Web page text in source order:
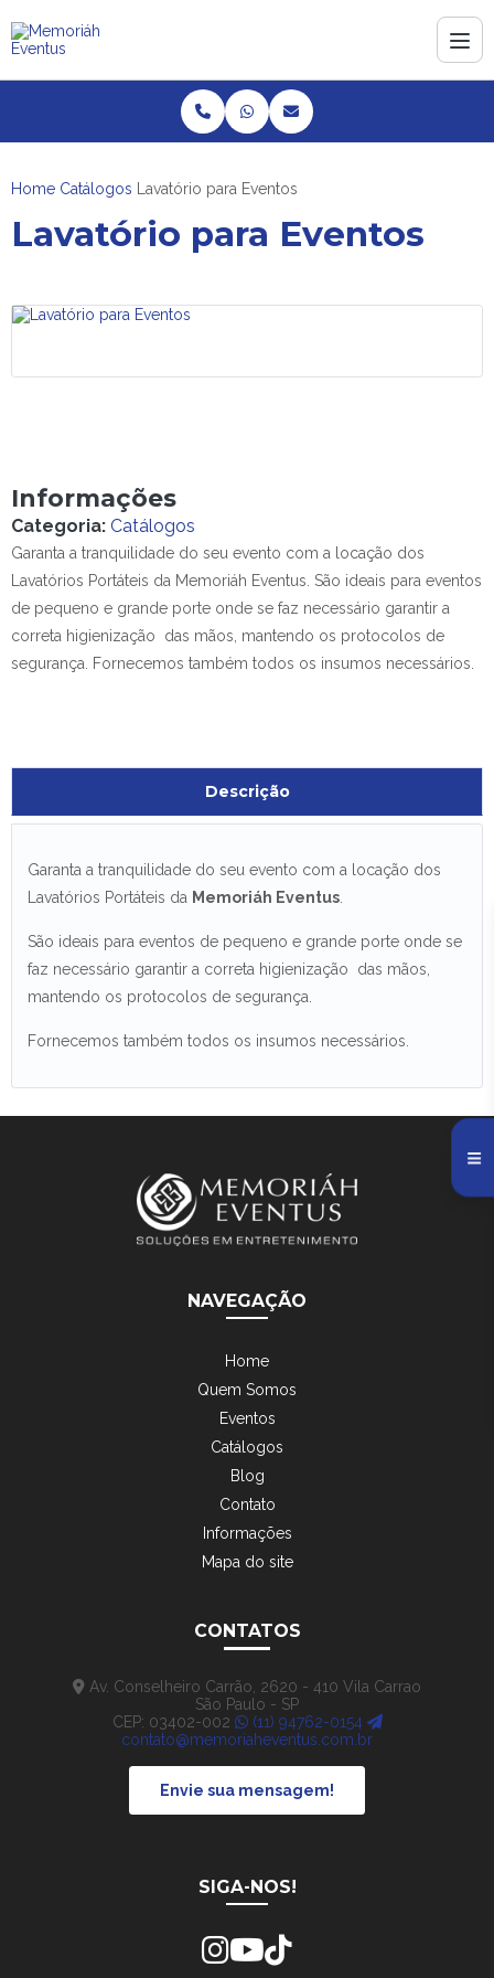
Home Catálogos Lavatório para Eventos
Lavatório para Eventos
Informações
Categoria: Catálogos
Garanta a tranquilidade do seu evento com a locação dos
Lavatórios Portáteis da Memoriáh Eventus. São ideais para eventos
de pequeno e grande porte onde se faz necessário garantir a
correta higienização das mãos, mantendo os protocolos de
segurança. Fornecemos também todos os insumos necessários.
Descrição
Garanta a tranquilidade do seu evento com a locação dos
Lavatórios Portáteis da Memoriáh Eventus
São ideais para eventos de pequeno e grande porte onde se
faz necessário garantir a correta higienização das mãos,
mantendo os protocolos de segurança.
Fornecemos também todos os insumos necessários.
NAVEGAÇÃO
Home
Quem Somos
Eventos
Catálogos
Blog
Contato
Informações
Mapa do site
CONTATOS
Av. Conselheiro Carrão, 2620 - 410 Vila Carrao
São Paulo - SP
CEP: 03402-002
(11) 94762-0154
contato@memoriaheventus.com.br
Envie sua mensagem!
SIGA-NOS!